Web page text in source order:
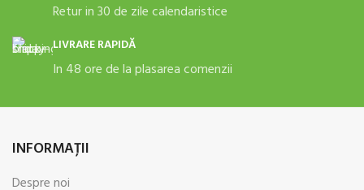
Retur in 30 de zile calendaristice
LIVRARE RAPIDĂ
In 48 ore de la plasarea comenzii
INFORMAŢII
Despre noi